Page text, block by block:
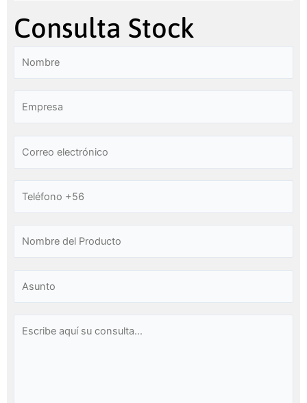
Consulta Stock